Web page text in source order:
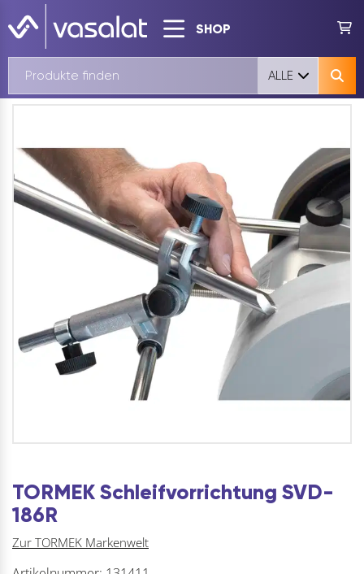
SHOP
ALLE
TORMEK Schleifvorrichtung SVD-
186R
Zur TORMEK Markenwelt